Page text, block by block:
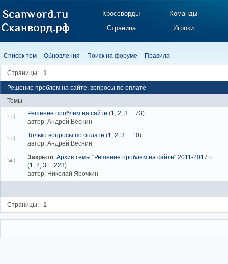
Кроссворды
Команды
Страница
Игроки
Список тем Обновления Поиск на форуме Правила
Страницы: 1
Решение проблем на сайте, вопросы по оплате
Темы
Решение проблем на сайте (1, 2, 3 ... 73)
автор: Андрей Веснин
Только вопросы по оплате (1, 2, 3 ... 10)
автор: Андрей Веснин
Закрыто: Архив темы "Решение проблем на сайте" 2011-2017 гг.
(1, 2, 3 ... 223)
автор: Николай Ярочкин
Страницы: 1